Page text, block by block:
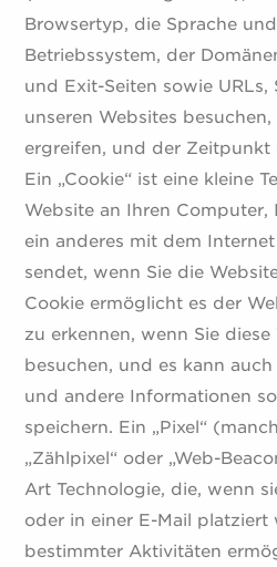
Browsertyp, die Sprache
Betriebssystem, der
und Exit-Seiten sowie URLs,
unseren Websites
ergreifen, und der
Ein „Cookie“ ist eine kleine
Website an Ihren
ein anderes mit dem
sendet, wenn Sie die
Cookie ermöglicht es der
zu erkennen, wenn Sie
besuchen, und es kann
und andere Informationen
speichern. Ein „Pixel“
„Zählpixel“ oder „Web-
Art Technologie, die, wenn
oder in einer E-Mail
bestimmter Aktivitäten